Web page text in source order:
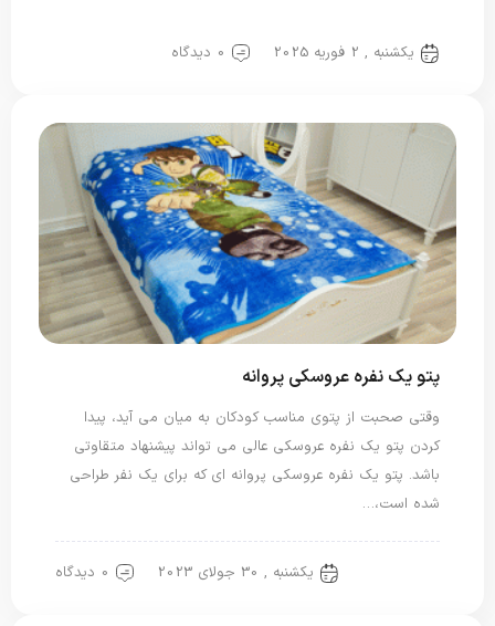
یکشنبه , 2 فوریه 2025 0 دیدگاه
پتو یک نفره عروسکی پروانه
وقتی صحبت از پتوی مناسب کودکان به میان می آید، پیدا
کردن پتو یک نفره عروسکی عالی می تواند پیشنهاد متقاوتی
باشد. پتو یک نفره عروسکی پروانه ای که برای یک نفر طراحی
شده است،…
یکشنبه , 30 جولای 2023 0 دیدگاه